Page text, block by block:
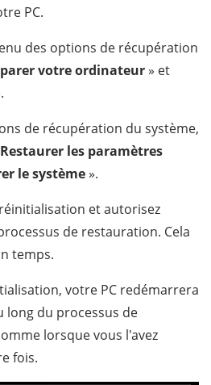
PC.
des options de récupération
votre ordinateur» et
de récupération du système,
Restaurer les paramètres
le système».
et autorisez
de restauration. Cela
temps.
votre PC redémarrera
long du processus de
lorsque vous l'avez
fois.